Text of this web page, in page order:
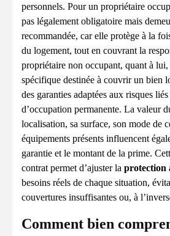
personnels. Pour un propriétaire
pas légalement obligatoire mais
recommandée, car elle protège à la
du logement, tout en couvrant la
propriétaire non occupant, quant à
spécifique destinée à couvrir un bien
des garanties adaptées aux risques liés
d’occupation permanente. La valeur
localisation, sa surface, son mode de
équipements présents influencent
garantie et le montant de la prime.
contrat permet d’ajuster la protection
besoins réels de chaque situation,
couvertures insuffisantes ou, à
Comment bien